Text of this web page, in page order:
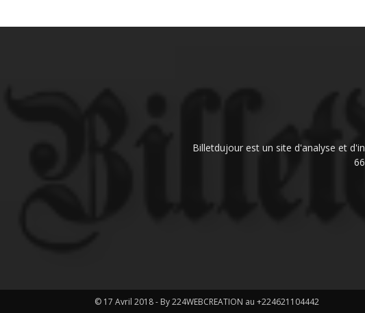
Billetdujour est un site d'analyse et
© 17 Avril 2018 - By 224WEBCREATION au +224621104442